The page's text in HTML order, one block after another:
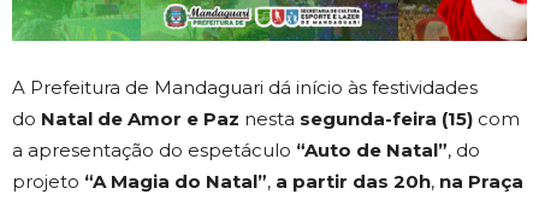
A Prefeitura de Mandaguari dá início às festividades
do Natal de Amor e Paz nesta segunda-feira (15) com
a apresentação do espetáculo “Auto de Natal”, do
projeto “A Magia do Natal”, a partir das 20h, na Praça